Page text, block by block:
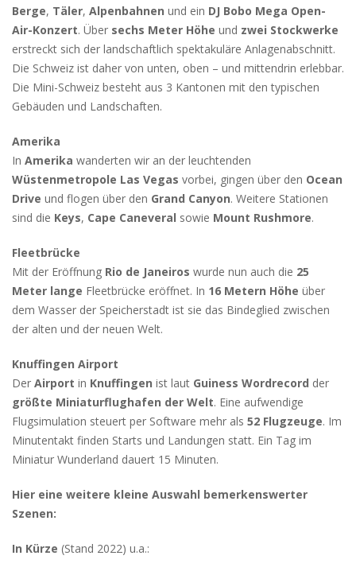
Berge, Täler, Alpenbahnen und ein DJ Bobo Mega Open-
Air-Konzert. Über sechs Meter Höhe und zwei Stockwerke
erstreckt sich der landschaftlich spektakuläre Anlagenabschnitt.
Die Schweiz ist daher von unten, oben – und mittendrin erlebbar.
Die Mini-Schweiz besteht aus 3 Kantonen mit den typischen
Gebäuden und Landschaften.
Amerika
In Amerika wanderten wir an der leuchtenden
Wüstenmetropole Las Vegas vorbei, gingen über den Ocean
Drive und flogen über den Grand Canyon. Weitere Stationen
sind die Keys, Cape Caneveral sowie Mount Rushmore.
Fleetbrücke
Mit der Eröffnung Rio de Janeiros wurde nun auch die 25
Meter lange Fleetbrücke eröffnet. In 16 Metern Höhe über
dem Wasser der Speicherstadt ist sie das Bindeglied zwischen
der alten und der neuen Welt.
Knuffingen Airport
Der Airport in Knuffingen ist laut Guiness Wordrecord der
größte Miniaturflughafen der Welt. Eine aufwendige
Flugsimulation steuert per Software mehr als 52 Flugzeuge. Im
Minutentakt finden Starts und Landungen statt. Ein Tag im
Miniatur Wunderland dauert 15 Minuten.
Hier eine weitere kleine Auswahl bemerkenswerter
Szenen:
In Kürze (Stand 2022) u.a.: